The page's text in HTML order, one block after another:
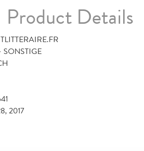
Product Details
SONSTIGE
2017